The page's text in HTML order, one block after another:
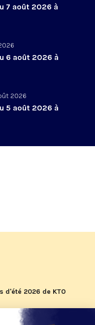
7 août 2026 à
6 août 2026 à
2026
5 août 2026 à
d'été 2026 de KTO